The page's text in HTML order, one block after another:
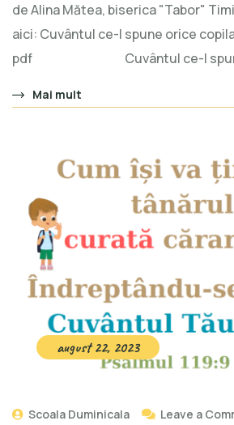
de Alina Mătea, biserica "Tabor"
aici: Cuvântul ce-l spune orice
pdf Cuvântul ce-l
Mai mult
august 22, 2023
Scoala Duminicala Leave a